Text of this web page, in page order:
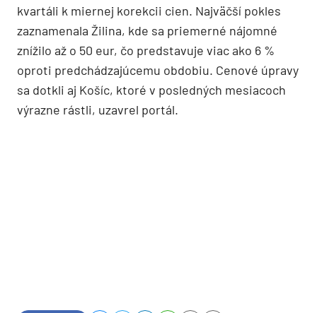
kvartáli k miernej korekcii cien. Najväčší pokles
zaznamenala Žilina, kde sa priemerné nájomné
znížilo až o 50 eur, čo predstavuje viac ako 6 %
oproti predchádzajúcemu obdobiu. Cenové úpravy
sa dotkli aj Košíc, ktoré v posledných mesiacoch
výrazne rástli, uzavrel portál.